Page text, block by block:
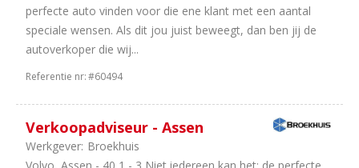
perfecte auto vinden voor die ene klant met een aantal
speciale wensen. Als dit jou juist beweegt, dan ben jij de
autoverkoper die wij...
Referentie nr:#60494
Verkoopadviseur - Assen
Werkgever: Broekhuis